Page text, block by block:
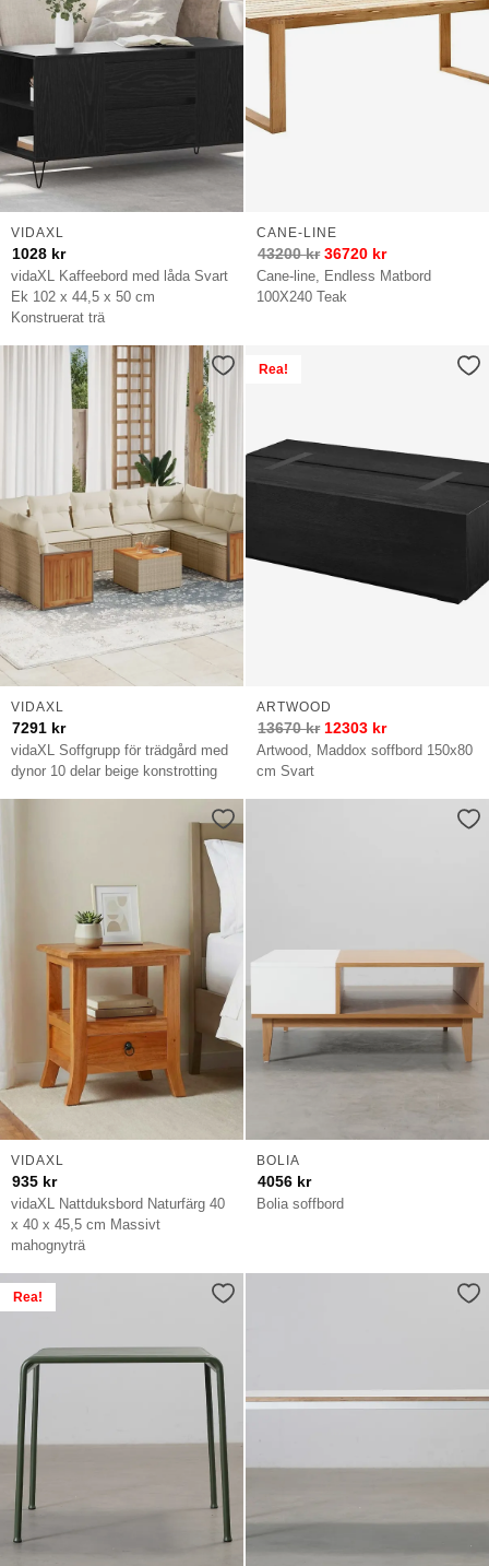
bord
LIVING
bord
NORDFORM
bord
Ethnicraft
bord
Cane-
Line
Grythyttan
Stålmöbler
Bloomingville
bord
Fermob
Muuto
bord
Nardi
bord
Doctor
bord
vidaXL Kaffeebord med låda Svart
Ek 102 x 44,5 x 50 cm
Konstruerat trä
VIDAXL
1028 kr
Cane-line, Endless Matbord
100X240 Teak
CANE-LINE
43200kr 36720 kr
vidaXL Soffgrupp för trädgård med
dynor 10 delar beige konstrotting
VIDAXL
7291 kr
Rea!
Artwood, Maddox soffbord 150x80
cm Svart
ARTWOOD
13670kr 12303 kr
vidaXL Nattduksbord Naturfärg 40
x 40 x 45,5 cm Massivt
mahognyträ
VIDAXL
935 kr
Bolia soffbord
BOLIA
4056 kr
Rea!